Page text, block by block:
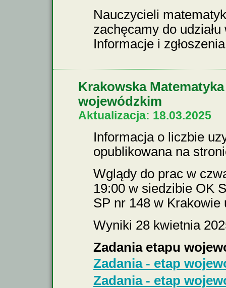
Nauczycieli
zachęcamy do
Informacje i
Krakowska
wojewódzkim
Aktualizacja: 18.03.2025
Informacja o liczbie
opublikowana na
Wglądy do prac w
19:00 w siedzibie OK
SP nr 148 w Krakowie
Wyniki 28 kwietnia
Zadania etapu
Zadania - etap
Zadania - etap